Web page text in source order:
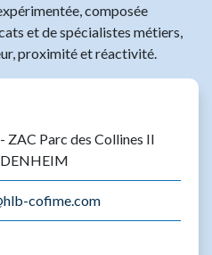
ZAC Parc des Collines II
cofime.com
composée
et de spécialistes métiers,
proximité et réactivité.